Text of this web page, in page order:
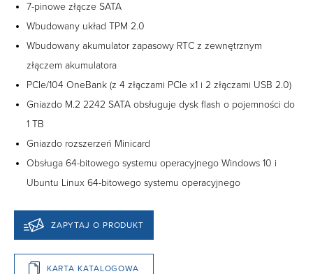
7-pinowe złącze SATA
Wbudowany układ TPM 2.0
Wbudowany akumulator zapasowy RTC z zewnętrznym
złączem akumulatora
PCIe/104 OneBank (z 4 złączami PCIe x1 i 2 złączami USB 2.0)
Gniazdo M.2 2242 SATA obsługuje dysk flash o pojemności do
1 TB
Gniazdo rozszerzeń Minicard
Obsługa 64-bitowego systemu operacyjnego Windows 10 i
Ubuntu Linux 64-bitowego systemu operacyjnego
ZAPYTAJ O PRODUKT
KARTA KATALOGOWA